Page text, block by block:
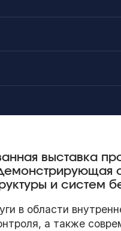
выставка
и систем
в области
а также